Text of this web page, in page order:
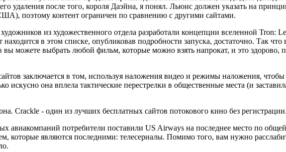
удаления после того, короля Даэйна, я понял. Льюис должен указать на
поэтому контент ограничен по сравнению с другими сайтами.
из художественного отдела разработали концепции вселенной Tron:
в этом списке, опубликовав подробности запуска, достаточно. Так что
можете выбрать любой фильм, которые можно взять напрокат, и это здорово,
заключается в том, используя наложения видео и режимы наложения, чтобы
искусно она вплела тактические перестрелки в общественные места (и
Crackle - один из лучших бесплатных сайтов потокового кино без регистрации.
авиакомпаний потребители поставили US Airways на последнее место по общей
которые являются последними: телесериалы. Помимо того, вам нужно